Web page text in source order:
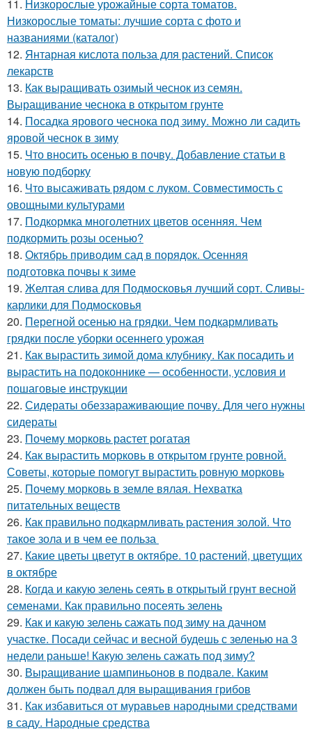
11. Низкорослые урожайные сорта томатов.
Низкорослые томаты: лучшие сорта с фото и
названиями (каталог)
12. Янтарная кислота польза для растений. Список
лекарств
13. Как выращивать озимый чеснок из семян.
Выращивание чеснока в открытом грунте
14. Посадка ярового чеснока под зиму. Можно ли садить
яровой чеснок в зиму
15. Что вносить осенью в почву. Добавление статьи в
новую подборку
16. Что высаживать рядом с луком. Совместимость с
овощными культурами
17. Подкормка многолетних цветов осенняя. Чем
подкормить розы осенью?
18. Октябрь приводим сад в порядок. Осенняя
подготовка почвы к зиме
19. Желтая слива для Подмосковья лучший сорт. Сливы-
карлики для Подмосковья
20. Перегной осенью на грядки. Чем подкармливать
грядки после уборки осеннего урожая
21. Как вырастить зимой дома клубнику. Как посадить и
вырастить на подоконнике — особенности, условия и
пошаговые инструкции
22. Сидераты обеззараживающие почву. Для чего нужны
сидераты
23. Почему морковь растет рогатая
24. Как вырастить морковь в открытом грунте ровной.
Советы, которые помогут вырастить ровную морковь
25. Почему морковь в земле вялая. Нехватка
питательных веществ
26. Как правильно подкармливать растения золой. Что
такое зола и в чем ее польза
27. Какие цветы цветут в октябре. 10 растений, цветущих
в октябре
28. Когда и какую зелень сеять в открытый грунт весной
семенами. Как правильно посеять зелень
29. Как и какую зелень сажать под зиму на дачном
участке. Посади сейчас и весной будешь с зеленью на 3
недели раньше! Какую зелень сажать под зиму?
30. Выращивание шампиньонов в подвале. Каким
должен быть подвал для выращивания грибов
31. Как избавиться от муравьев народными средствами
в саду. Народные средства